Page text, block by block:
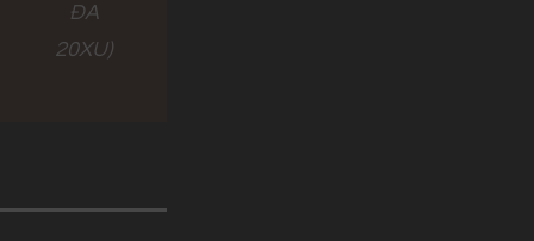
ĐA
20XU)